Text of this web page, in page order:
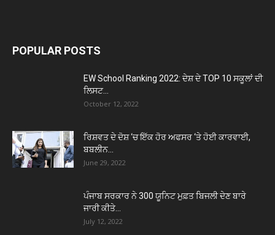
POPULAR POSTS
EW School Ranking 2022: ਦੇਸ਼ ਦੇ TOP 10 ਸਕੂਲਾਂ ਦੀ
ਲਿਸਟ...
October 12, 2022
ਰਿਸ਼ਵਤ ਦੇ ਦੋਸ਼ ‘ਚ ਇੱਕ ਹੋਰ ਅਫਸਰ ‘ਤੇ ਹੋਈ ਕਾਰਵਾਈ,
ਬਬਲੀਨ...
June 29, 2022
ਪੰਜਾਬ ਸਰਕਾਰ ਨੇ 300 ਯੂਨਿਟ ਮੁਫ਼ਤ ਬਿਜਲੀ ਦੇਣ ਬਾਰੇ
ਜਾਰੀ ਕੀਤੇ...
July 12, 2022